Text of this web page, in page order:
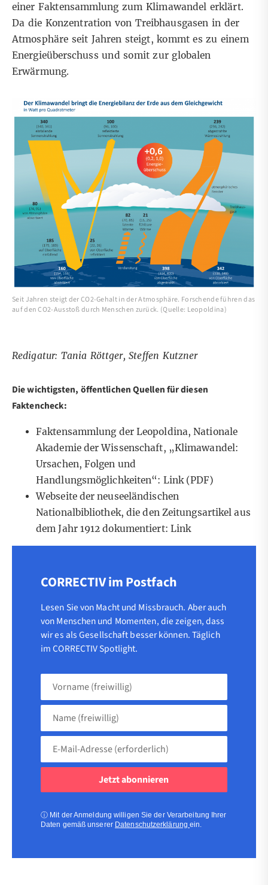
einer Faktensammlungzum Klimawandel erklärt.
Da die Konzentration von Treibhausgasen in der
Atmosphäre seit Jahren steigt, kommt es zu einem
Energieüberschuss und somit zur globalen
Erwärmung.
Seit Jahren steigt der CO2-Gehalt in der Atmosphäre. Forschende führen das
auf den CO2-Ausstoß durch Menschen zurück. (Quelle: Leopoldina)
Redigatur: Tania Röttger, Steffen Kutzner
Die wichtigsten, öffentlichen Quellen für diesen
Faktencheck:
Faktensammlung der Leopoldina, Nationale
Akademie der Wissenschaft, „Klimawandel:
Ursachen, Folgen und
Handlungsmöglichkeiten“: Link(PDF)
Webseite der neuseeländischen
Nationalbibliothek, die den Zeitungsartikel aus
dem Jahr 1912 dokumentiert: Link
CORRECTIV im Postfach
Lesen Sie von Macht und Missbrauch. Aber auch
von Menschen und Momenten, die zeigen, dass
wir es als Gesellschaft besser können. Täglich
im CORRECTIV Spotlight.
Vorname
Name
(freiwillig)
Adresse
ⓘ Mit der Anmeldung willigen Sie der Verarbeitung Ihrer
Daten gemäß unserer Datenschutzerklärungein.